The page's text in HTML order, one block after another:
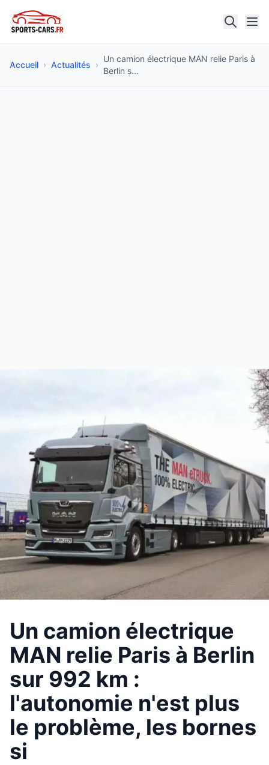
Accueil › Actualités ›
Un camion électrique MAN relie Paris à
Berlin s...
Un camion électrique
MAN relie Paris à Berlin
sur 992 km :
l'autonomie n'est plus
le problème, les bornes
si